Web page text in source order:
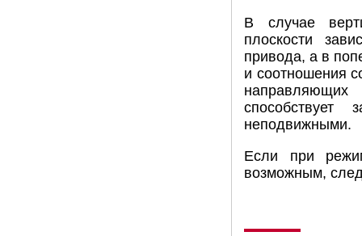
В случае
плоскости
привода, а в
и соотношения
неподвижными.
Если при
возможным,